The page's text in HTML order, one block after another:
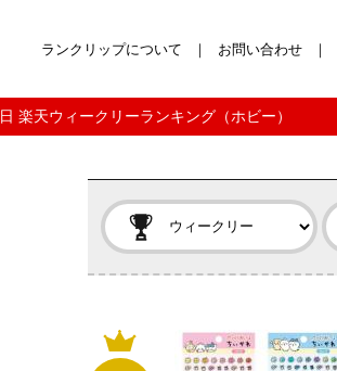
ランクリップについて お問い合わせ
楽天ウィークリーランキング（ホビー）